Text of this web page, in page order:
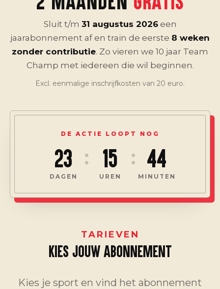
Sluit t/m 31 augustus 2026een
jaarabonnement af en train de eerste 8 weken
zonder contributie. Zo vieren we 10 jaar Team
Champ met iedereen die wil beginnen.
Excl. eenmalige inschrijfkosten van 20 euro.
DE ACTIE LOOPT NOG
23
DAGEN
: 15
UREN
: 44
MINUTEN
TARIEVEN
KIES JOUW ABONNEMENT
Kies je sport en vind het abonnement